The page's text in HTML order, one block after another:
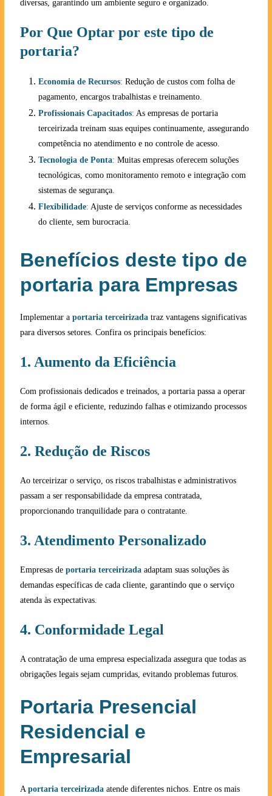
diversas, garantindo um ambiente seguro e organizado.
Por Que Optar por este tipo de
portaria?
Economia de Recursos: Redução de custos com folha de
pagamento, encargos trabalhistas e treinamento.
Profissionais Capacitados: As empresas de portaria
terceirizada treinam suas equipes continuamente, assegurando
competência no atendimento e no controle de acesso.
Tecnologia de Ponta: Muitas empresas oferecem soluções
tecnológicas, como monitoramento remoto e integração com
sistemas de segurança.
Flexibilidade: Ajuste de serviços conforme as necessidades
do cliente, sem burocracia.
Benefícios deste tipo de
portaria para Empresas
Implementar a portaria terceirizadatraz vantagens significativas
para diversos setores. Confira os principais benefícios:
1. Aumento da Eficiência
Com profissionais dedicados e treinados, a portaria passa a operar
de forma ágil e eficiente, reduzindo falhas e otimizando processos
internos.
2. Redução de Riscos
Ao terceirizar o serviço, os riscos trabalhistas e administrativos
passam a ser responsabilidade da empresa contratada,
proporcionando tranquilidade para o contratante.
3. Atendimento Personalizado
Empresas de portaria terceirizadaadaptam suas soluções às
demandas específicas de cada cliente, garantindo que o serviço
atenda às expectativas.
4. Conformidade Legal
A contratação de uma empresa especializada assegura que todas as
obrigações legais sejam cumpridas, evitando problemas futuros.
Portaria Presencial
Residencial e
Empresarial
A portaria terceirizadaatende diferentes nichos. Entre os mais